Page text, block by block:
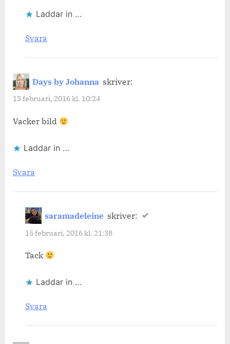
Laddar in …
Svara
Days by Johanna skriver:
13 februari, 2016 kl. 10:24
Vacker bild
Laddar in …
Svara
saramadeleine skriver:
15 februari, 2016 kl. 21:38
Tack
Laddar in …
Svara